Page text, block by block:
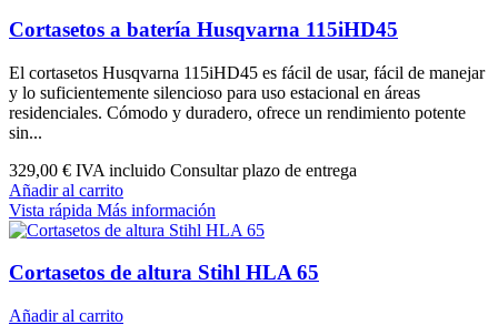
Cortasetos a batería Husqvarna 115iHD45
El cortasetos Husqvarna 115iHD45 es fácil de usar, fácil de manejar
y lo suficientemente silencioso para uso estacional en áreas
residenciales. Cómodo y duradero, ofrece un rendimiento potente
sin...
329,00 € IVA incluido Consultar plazo de entrega
Añadir al carrito
Vista rápida Más información
Cortasetos de altura Stihl HLA 65
Añadir al carrito